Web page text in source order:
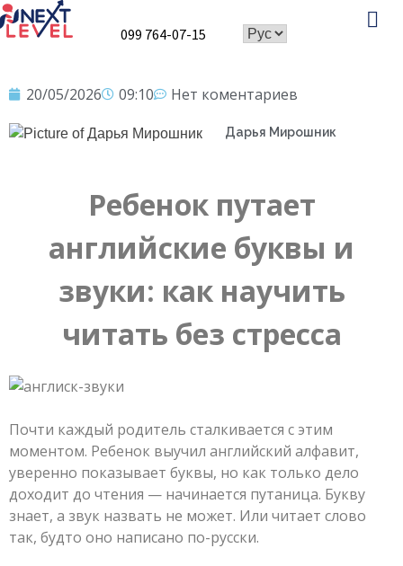
099 764-07-15
20/05/2026 09:10 Нет коментариев
Дарья Мирошник
Ребенок путает
английские буквы и
звуки: как научить
читать без стресса
Почти каждый родитель сталкивается с этим
моментом. Ребенок выучил английский алфавит,
уверенно показывает буквы, но как только дело
доходит до чтения — начинается путаница. Букву
знает, а звук назвать не может. Или читает слово
так, будто оно написано по-русски.